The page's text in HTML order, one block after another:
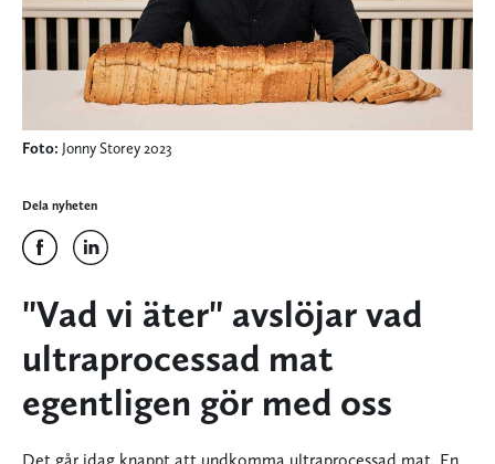
Foto: Jonny Storey 2023
Dela nyheten
"Vad vi äter" avslöjar vad
ultraprocessad mat
egentligen gör med oss